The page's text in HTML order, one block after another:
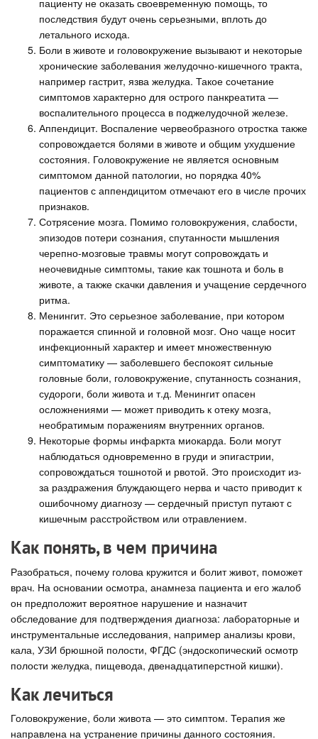
пациенту не оказать своевременную помощь, то
последствия будут очень серьезными, вплоть до
летального исхода.
Боли в животе и головокружение вызывают и некоторые
хронические заболевания желудочно-кишечного тракта,
например гастрит, язва желудка. Такое сочетание
симптомов характерно для острого панкреатита —
воспалительного процесса в поджелудочной железе.
Аппендицит. Воспаление червеобразного отростка также
сопровождается болями в животе и общим ухудшение
состояния. Головокружение не является основным
симптомом данной патологии, но порядка 40%
пациентов с аппендицитом отмечают его в числе прочих
признаков.
Сотрясение мозга. Помимо головокружения, слабости,
эпизодов потери сознания, спутанности мышления
черепно-мозговые травмы могут сопровождать и
неочевидные симптомы, такие как тошнота и боль в
животе, а также скачки давления и учащение сердечного
ритма.
Менингит. Это серьезное заболевание, при котором
поражается спинной и головной мозг. Оно чаще носит
инфекционный характер и имеет множественную
симптоматику — заболевшего беспокоят сильные
головные боли, головокружение, спутанность сознания,
судороги, боли живота и т.д. Менингит опасен
осложнениями — может приводить к отеку мозга,
необратимым поражениям внутренних органов.
Некоторые формы инфаркта миокарда. Боли могут
наблюдаться одновременно в груди и эпигастрии,
сопровождаться тошнотой и рвотой. Это происходит из-
за раздражения блуждающего нерва и часто приводит к
ошибочному диагнозу — сердечный приступ путают с
кишечным расстройством или отравлением.
Как понять, в чем причина
Разобраться, почему голова кружится и болит живот, поможет
врач. На основании осмотра, анамнеза пациента и его жалоб
он предположит вероятное нарушение и назначит
обследование для подтверждения диагноза: лабораторные и
инструментальные исследования, например анализы крови,
кала, УЗИ брюшной полости, ФГДС (эндоскопический осмотр
полости желудка, пищевода, двенадцатиперстной кишки).
Как лечиться
Головокружение, боли живота — это симптом. Терапия же
направлена на устранение причины данного состояния.